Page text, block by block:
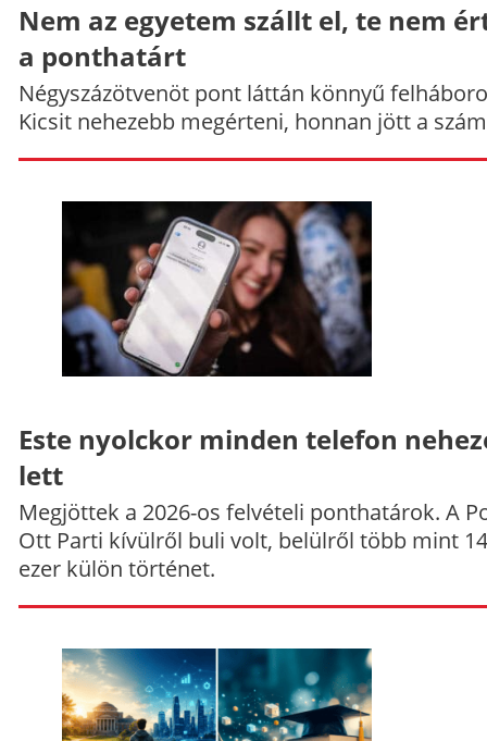
Nem az egyetem szállt el, te nem
a ponthatárt
Négyszázötvenöt pont láttán könnyű
Kicsit nehezebb megérteni, honnan jött a
Este nyolckor minden telefon
lett
Megjöttek a 2026-os felvételi ponthatárok. A
Ott Parti kívülről buli volt, belülről több mint
ezer külön történet.